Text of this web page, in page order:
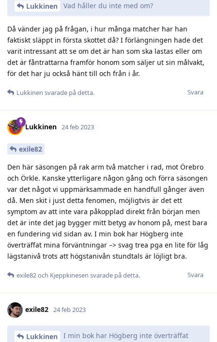
Lukkinen Vad håller du inte med om?
Då vänder jag på frågan, i hur många matcher har han
faktiskt släppt in första skottet då? I förlängningen hade det
varit intressant att se om det är han som ska lastas eller om
det är fåntrattarna framför honom som säljer ut sin målvakt,
för det har ju också hänt till och från i år.
Svara
Lukkinen svarade på detta.
Lukkinen 24 feb 2023
exile82
Den här säsongen på rak arm två matcher i rad, mot Örebro
och Örkle. Kanske ytterligare någon gång och förra säsongen
var det något vi uppmärksammade en handfull gånger även
då. Men skit i just detta fenomen, möjligtvis är det ett
symptom av att inte vara påkopplad direkt från början men
det är inte det jag bygger mitt betyg av honom på, mest bara
en fundering vid sidan av. I min bok har Högberg inte
överträffat mina förväntningar –> svag trea pga en lite för låg
lägstanivå trots att högstanivån stundtals är löjligt bra.
Svara
exile82och Kjeppkinesen svarade på detta.
exile82 24 feb 2023
Lukkinen
I min bok har Högberg inte överträffat